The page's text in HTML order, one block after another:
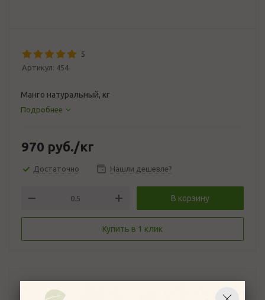
5
Артикул: 454
Манго натуральный, кг
Подробнее
970 руб./кг
Достаточно Нашли дешевле?
В корзину
Купить в 1 клик